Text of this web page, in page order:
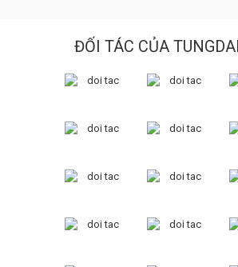
ĐỐI TÁC CỦA